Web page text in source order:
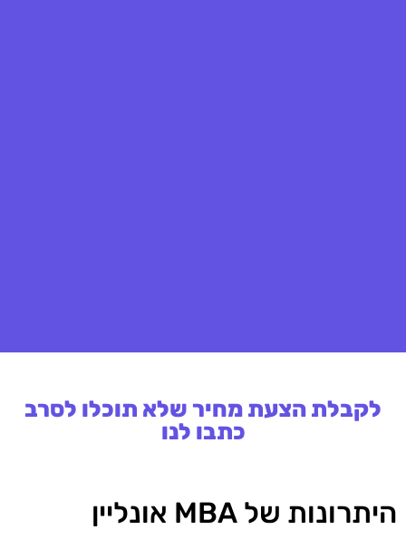
לקבלת הצעת מחיר שלא תוכלו לסרב
כתבו לנו
היתרונות של MBA אונליין